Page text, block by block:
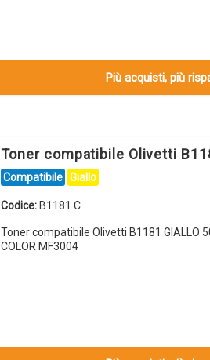
Più acquisti, più
Toner compatibile Olivetti
Compatibile Giallo
Codice: B1181.C
Toner compatibile Olivetti B1181 GIALLO
COLOR MF3004